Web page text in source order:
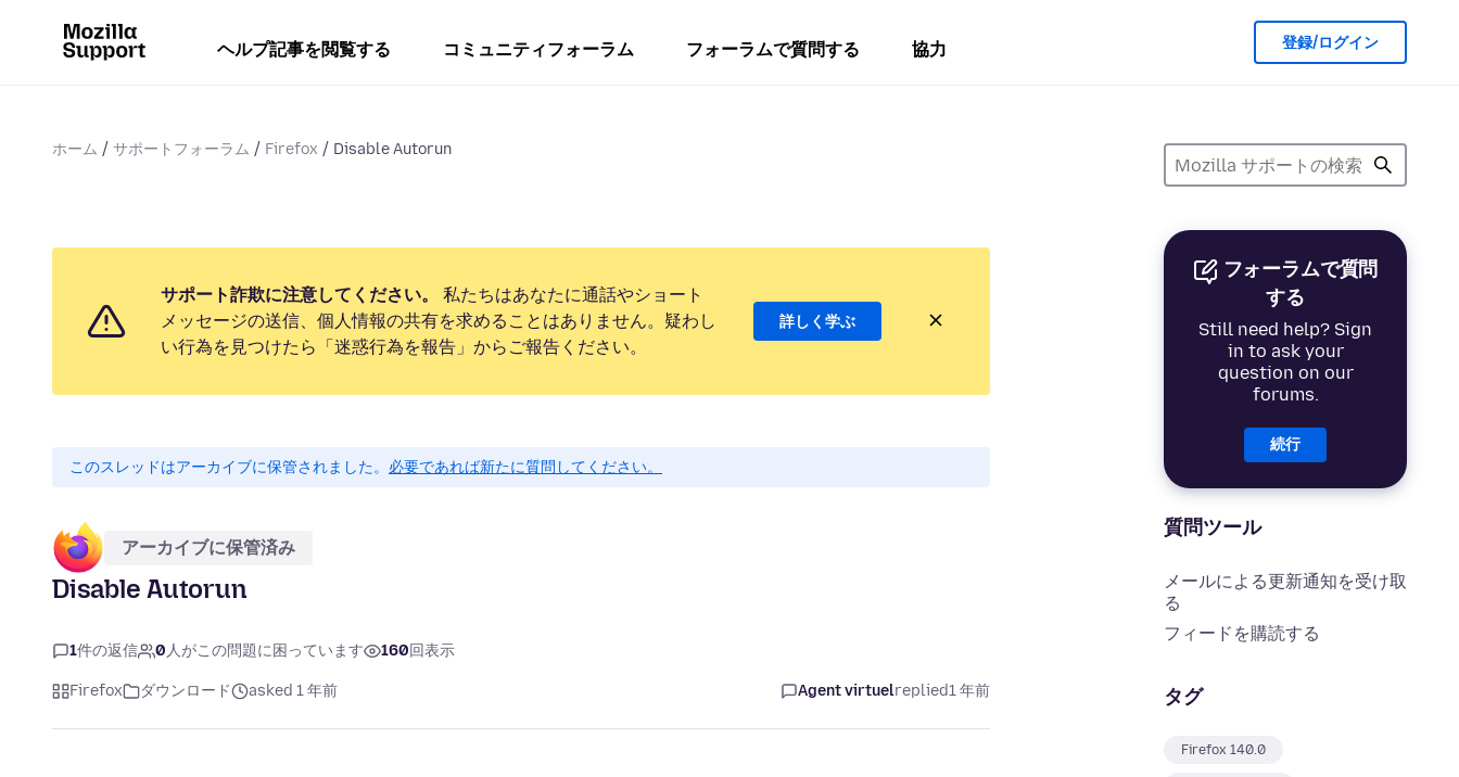
ヘルプ記事を閲覧する コミュニティフォーラム フォーラムで質問する 協力 登録/ログイン
ホーム サポートフォーラム Firefox Disable Autorun
フォーラムで質問
する
Still need help? Sign
in to ask your
question on our
forums.
続行
質問ツール
メールによる更新通知を受け取
る
フィードを購読する
タグ
Firefox 140.0
サポート詐欺に注意してください。
私たちはあなたに通話やショート
メッセージの送信、個人情報の共有を求めることはありません。疑わし
い行為を見つけたら「迷惑行為を報告」からご報告ください。
詳しく学ぶ
このスレッドはアーカイブに保管されました。 必要であれば新たに質問してください。
アーカイブに保管済み
Disable Autorun
1件の返信 0人がこの問題に困っています 160回表示
Firefox ダウンロード asked 1 年前 Agent virtuelreplied1 年前